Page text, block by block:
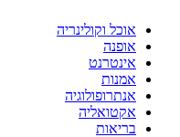
אוכל וקולינריה
אופנה
אינטרנט
אמנות
אנתרופולוגיה
אקטואליה
בריאות